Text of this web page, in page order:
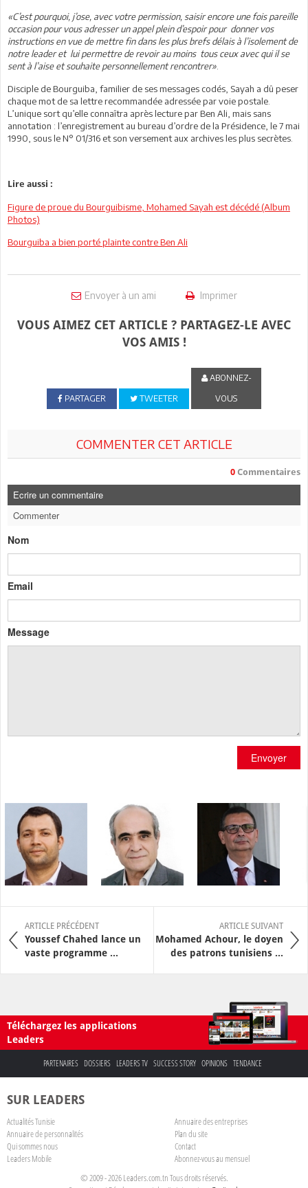
«C’est pourquoi, j’ose, avec votre permission, saisir encore une fois pareille
occasion pour vous adresser un appel plein d’espoir pour donner vos
instructions en vue de mettre fin dans les plus brefs délais à l’isolement de
notre leader et lui permettre de revoir au moins tous ceux avec qui il se
sent à l’aise et souhaite personnellement rencontrer»
Disciple de Bourguiba, familier de ses messages codés, Sayah a dû peser
chaque mot de sa lettre recommandée adressée par voie postale.
L’unique sort qu’elle connaîtra après lecture par Ben Ali, mais sans
annotation : l’enregistrement au bureau d’ordre de la Présidence, le 7 mai
1990, sous le N° 01/316 et son versement aux archives les plus secrètes.
Lire aussi :
Figure de proue du Bourguibisme, Mohamed Sayah est décédé (Album
Photos)
Bourguiba a bien porté plainte contre Ben Ali
Envoyer à un ami Imprimer
VOUS AIMEZ CET ARTICLE ? PARTAGEZ-LE AVEC
VOS AMIS !
PARTAGER TWEETER
ABONNEZ-
VOUS
COMMENTER CET ARTICLE
0 Commentaires
Ecrire un commentaire
Commenter
Nom
Email
Message
Envoyer
ARTICLE PRÉCÉDENT
Youssef Chahed lance un
vaste programme ...
ARTICLE SUIVANT
Mohamed Achour, le doyen
des patrons tunisiens ...
Téléchargez les applications
Leaders
PARTENAIRES DOSSIERS LEADERS TV SUCCESS STORY OPINIONS TENDANCE
SUR LEADERS
Actualités Tunisie
Annuaire des entreprises
Annuaire de personnalités
Plan du site
Qui sommes nous
Contact
Leaders Mobile
Abonnez-vous au mensuel
© 2009 - 2026 Leaders.com.tn Tous droits réservés.